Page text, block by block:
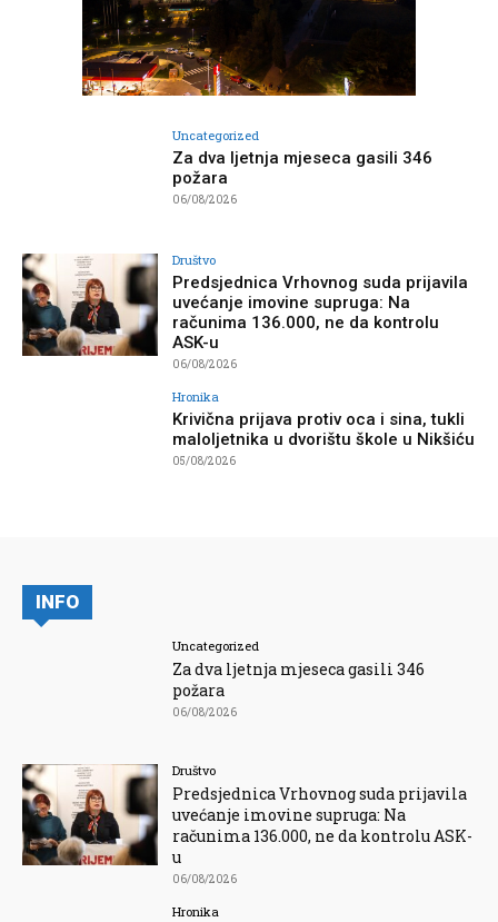
Uncategorized
Za dva ljetnja mjeseca gasili 346
požara
06/08/2026
Društvo
Predsjednica Vrhovnog suda prijavila
uvećanje imovine supruga: Na
računima 136.000, ne da kontrolu
ASK-u
06/08/2026
Hronika
Krivična prijava protiv oca i sina, tukli
maloljetnika u dvorištu škole u Nikšiću
05/08/2026
INFO
Uncategorized
Za dva ljetnja mjeseca gasili 346
požara
06/08/2026
Društvo
Predsjednica Vrhovnog suda prijavila
uvećanje imovine supruga: Na
računima 136.000, ne da kontrolu ASK-
u
06/08/2026
Hronika